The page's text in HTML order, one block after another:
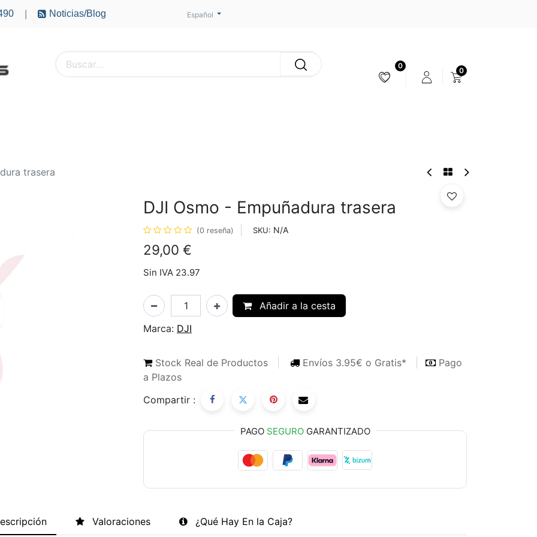
Noticias/Blog Español
0
0
trasera
DJI Osmo - Empuñadura trasera
(0 reseña) SKU: N/A
29,00 €
Sin IVA 23.97
Añadir a la cesta
Marca: DJI
Stock Real de Productos Envíos 3.95€ o Gratis*
Pago
a Plazos
Compartir :
PAGO SEGUROGARANTIZADO
Valoraciones ¿Qué Hay En la Caja?